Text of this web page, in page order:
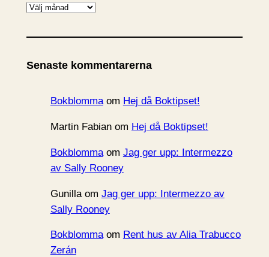
A
k
v
Senaste kommentarerna
Bokblommaom Hej då Boktipset!
Martin Fabianom Hej då Boktipset!
Bokblommaom Jag ger upp: Intermezzo
av Sally Rooney
Gunillaom Jag ger upp: Intermezzo av
Sally Rooney
Bokblommaom Rent hus av Alia Trabucco
Zerán